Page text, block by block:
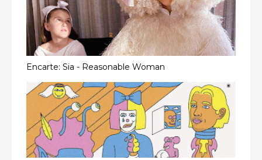
Encarte: Sia - Reasonable Woman